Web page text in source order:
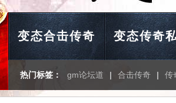
变态合击传奇 变态传奇
热门标签： gm论坛道 | 合击传奇 | 传